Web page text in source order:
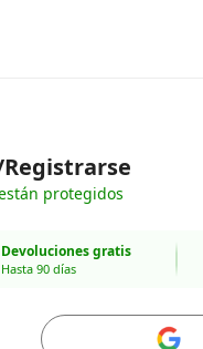
protegidos
Devoluciones gratis
Hasta 90 días